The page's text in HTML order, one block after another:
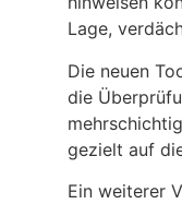
Lage,
Die neuen
die
gezielt auf
Ein weiterer